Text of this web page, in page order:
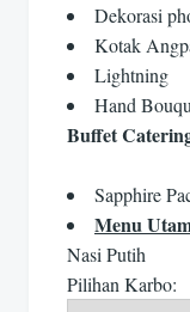
Dekorasi
Kotak
Lightning
Hand
Buffet
Sapphire
Menu
Nasi Putih
Pilihan Karbo: